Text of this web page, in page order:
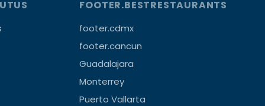
FOOTER.BESTRESTAURANTS
footer.cdmx
footer.cancun
Guadalajara
Monterrey
Puerto Vallarta